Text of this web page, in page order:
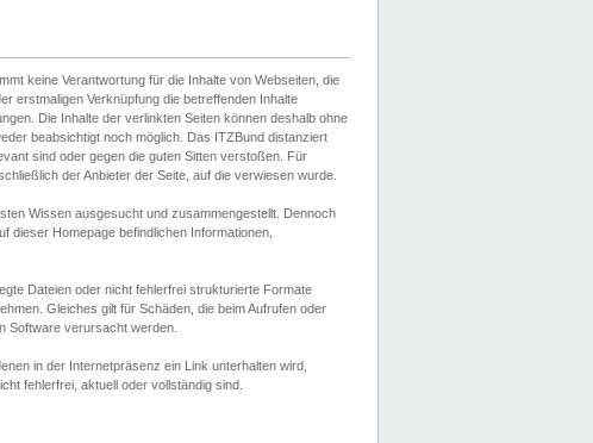
keine Verantwortung für die Inhalte von Webseiten, die
erstmaligen Verknüpfung die betreffenden Inhalte
Die Inhalte der verlinkten Seiten können deshalb ohne
beabsichtigt noch möglich. Das ITZBund distanziert
sind oder gegen die guten Sitten verstoßen. Für
der Anbieter der Seite, auf die verwiesen wurde.
Wissen ausgesucht und zusammengestellt. Dennoch
dieser Homepage befindlichen Informationen,
Dateien oder nicht fehlerfrei strukturierte Formate
Gleiches gilt für Schäden, die beim Aufrufen oder
Software verursacht werden.
in der Internetpräsenz ein Link unterhalten wird,
fehlerfrei, aktuell oder vollständig sind.